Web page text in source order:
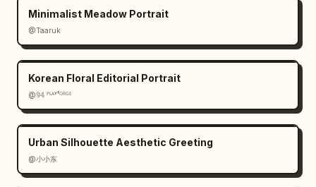
Minimalist Meadow Portrait
@Taaruk
Korean Floral Editorial Portrait
@𝟡𝟜 ᴾᴸᴬʸᶠᴼᴿᴳᴱ
Urban Silhouette Aesthetic Greeting
@小小东